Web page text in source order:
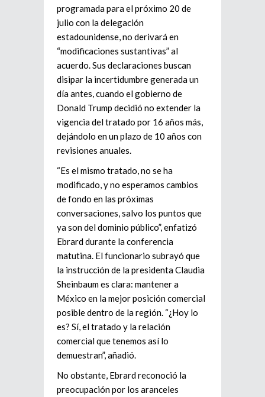
programada para el próximo 20 de
julio con la delegación
estadounidense, no derivará en
“modificaciones sustantivas” al
acuerdo. Sus declaraciones buscan
disipar la incertidumbre generada un
día antes, cuando el gobierno de
Donald Trump decidió no extender la
vigencia del tratado por 16 años más,
dejándolo en un plazo de 10 años con
revisiones anuales.
“Es el mismo tratado, no se ha
modificado, y no esperamos cambios
de fondo en las próximas
conversaciones, salvo los puntos que
ya son del dominio público”, enfatizó
Ebrard durante la conferencia
matutina. El funcionario subrayó que
la instrucción de la presidenta Claudia
Sheinbaum es clara: mantener a
México en la mejor posición comercial
posible dentro de la región. “¿Hoy lo
es? Sí, el tratado y la relación
comercial que tenemos así lo
demuestran”, añadió.
No obstante, Ebrard reconoció la
preocupación por los aranceles